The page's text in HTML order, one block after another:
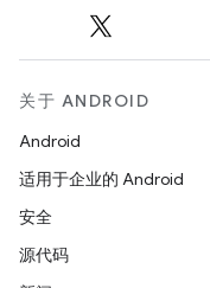
关于 ANDROID
Android
适用于企业的 Android
安全
源代码